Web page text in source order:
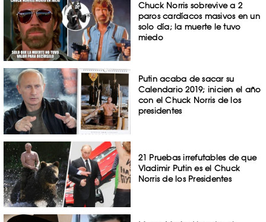
Chuck Norris sobrevive a 2
paros cardíacos masivos en un
solo día; la muerte le tuvo
miedo
Putin acaba de sacar su
Calendario 2019; inicien el año
con el Chuck Norris de los
presidentes
21 Pruebas irrefutables de que
Vladimir Putin es el Chuck
Norris de los Presidentes